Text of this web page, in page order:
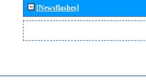
[Newsflashes]